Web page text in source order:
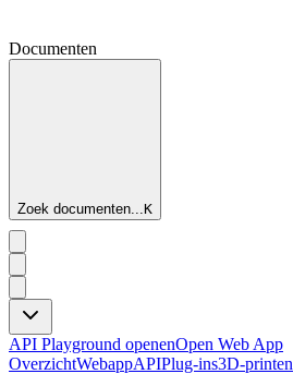
Documenten
Zoek documenten...K
API Playground openenOpen Web App
OverzichtWebappAPIPlug-ins3D-printen